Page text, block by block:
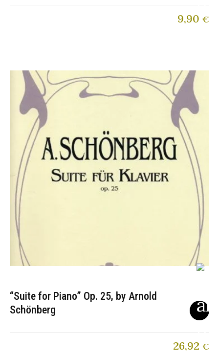
9,90 €
“Suite for Piano” Op. 25, by Arnold
Schönberg
26,92 €